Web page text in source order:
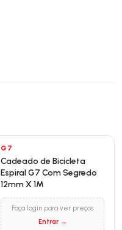
G7
Cadeado de Bicicleta
Espiral G7 Com Segredo
12mm X 1M
Faça login para ver preços
Entrar →